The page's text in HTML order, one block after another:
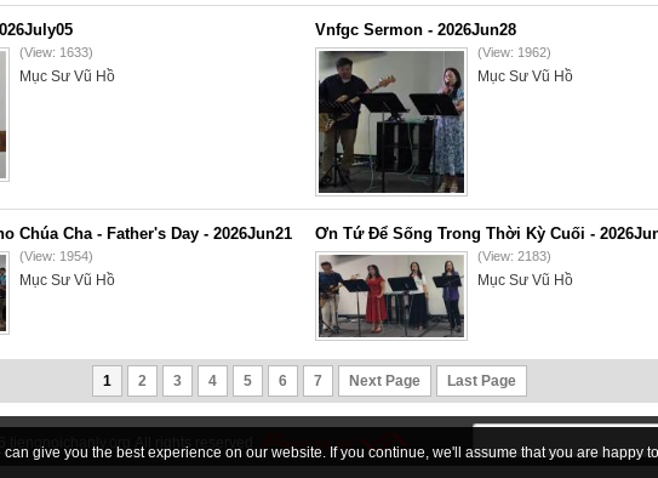
(View: 1633)
Mục Sư Vũ Hồ
Vnfgc Sermon - 2026Jun28
(View: 1962)
Mục Sư Vũ Hồ
Chúa Cha - Father's Day - 2026Jun21
(View: 1954)
Mục Sư Vũ Hồ
Ơn Tứ Để Sống Trong Thời Kỳ Cuối -
(View: 2183)
Mục Sư Vũ Hồ
1 2 3 4 5 6 7 Next Page Last Page
tiengnoichanly.org All rights reserved
give you the best experience on our website. If you continue, we'll assume that you are happy